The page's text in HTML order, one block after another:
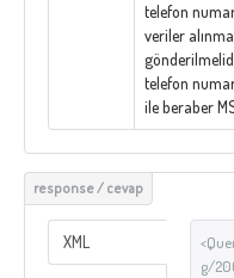
telefon
veriler
telefon
ile beraber
XML
g/